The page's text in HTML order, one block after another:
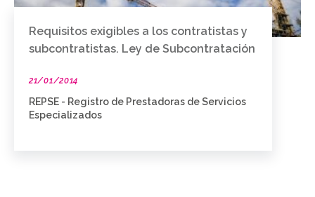
Requisitos exigibles a los contratistas y
subcontratistas. Ley de Subcontratación
21/01/2014
REPSE - Registro de Prestadoras de Servicios
Especializados